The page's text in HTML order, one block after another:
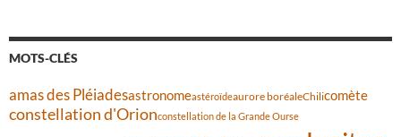
MOTS-CLÉS
amas des Pléiadesastronomeastéroïdeaurore boréaleChilicomète
constellation d'Orionconstellation de la Grande Ourse